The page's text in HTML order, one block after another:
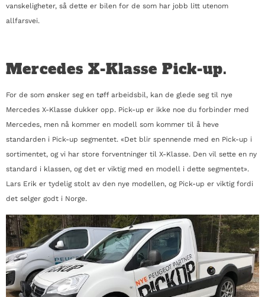
vanskeligheter, så dette er bilen for de som har jobb litt utenom
allfarsvei.
Mercedes X-Klasse Pick-up.
For de som ønsker seg en tøff arbeidsbil, kan de glede seg til nye
Mercedes X-Klasse dukker opp. Pick-up er ikke noe du forbinder med
Mercedes, men nå kommer en modell som kommer til å heve
standarden i Pick-up segmentet. «Det blir spennende med en Pick-up i
sortimentet, og vi har store forventninger til X-Klasse. Den vil sette en ny
standard i klassen, og det er viktig med en modell i dette segmentet».
Lars Erik er tydelig stolt av den nye modellen, og Pick-up er viktig fordi
det selger godt i Norge.